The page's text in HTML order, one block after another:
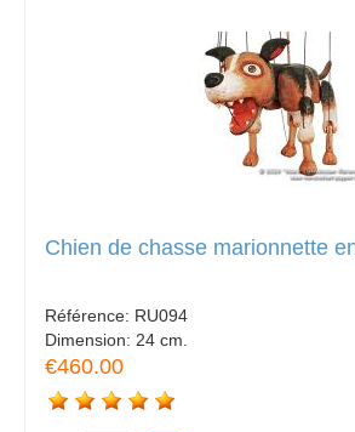
Chien de chasse marionnette
Référence: RU094
Dimension: 24 cm.
€460.00